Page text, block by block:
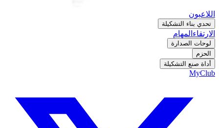
اللاعبون
تحدي بناء التشكيلة
الارتقاء المهام
لوحات الصدارة
الحزم
أداة صنع التشكيلة
MyClub